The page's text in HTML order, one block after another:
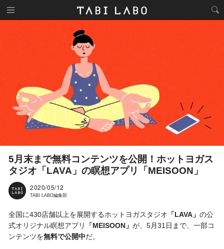
5月末まで無料コンテンツを公開！ホットヨガス
タジオ「LAVA」の瞑想アプリ「MEISOON」
2020/05/12
TABI LABO編集部
全国に430店舗以上を展開するホットヨガスタジオ 「LAVA」 の公
式オリジナル瞑想アプリ
「MEISOON」 が、5月31日まで、一部コ
ンテンツを無料で公開中だ。